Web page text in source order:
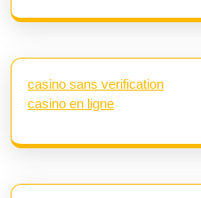
casino sans verification
casino en ligne